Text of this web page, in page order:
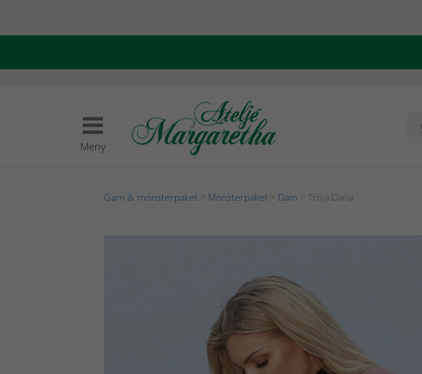
Meny
Garn & mönsterpaket Mönsterpaket Dam > Tröja Daria